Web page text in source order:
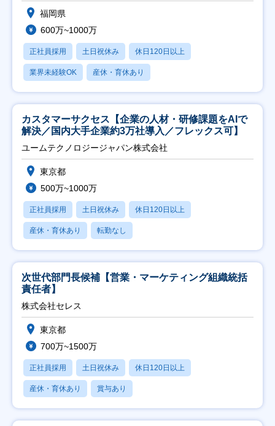
福岡県
600万~1000万
正社員採用 土日祝休み 休日120日以上
業界未経験OK 産休・育休あり
カスタマーサクセス【企業の人材・研修課題をAIで
解決／国内大手企業約3万社導入／フレックス可】
ユームテクノロジージャパン株式会社
東京都
500万~1000万
正社員採用 土日祝休み 休日120日以上
産休・育休あり 転勤なし
次世代部門長候補【営業・マーケティング組織統括
責任者】
株式会社セレス
東京都
700万~1500万
正社員採用 土日祝休み 休日120日以上
産休・育休あり 賞与あり